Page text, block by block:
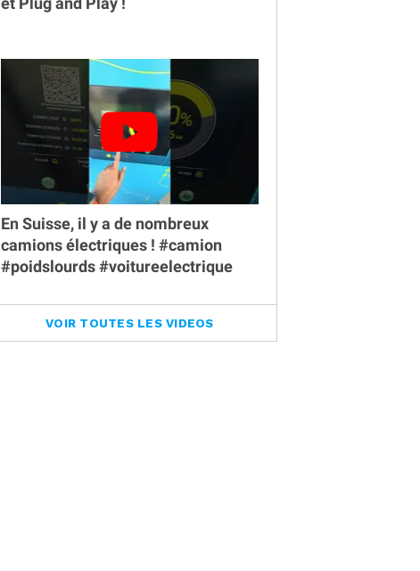
En Suisse, il y a de nombreux
camions électriques ! #camion
#poidslourds #voitureelectrique
VOIR TOUTES LES VIDEOS